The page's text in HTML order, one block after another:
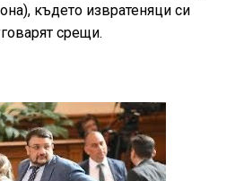
където извратеняци си
срещи.